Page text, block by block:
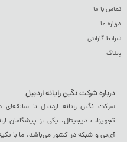
تماس با ما
درباره ما
شرایط گارانتی
وبلاگ
درباره شرکت نگین رایانه اردبیل
شرکت نگین رایانه اردبیل با
تجهیزات دیجیتال، یکی از پیشگامان
آی‌تی و شبکه در کشور می‌باشد. ما با